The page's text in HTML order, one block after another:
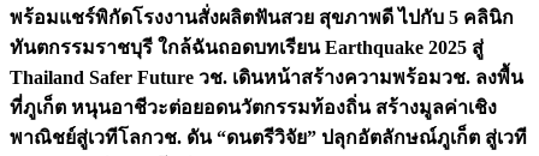
พร้อมแชร์พิกัดโรงงานสั่งผลิตฟันสวย สุขภาพดี ไปกับ 5 คลินิก
ทันตกรรมราชบุรี ใกล้ฉันถอดบทเรียน Earthquake 2025 สู่
Thailand Safer Future วช. เดินหน้าสร้างความพร้อมวช. ลงพื้น
ที่ภูเก็ต หนุนอาชีวะต่อยอดนวัตกรรมท้องถิ่น สร้างมูลค่าเชิง
พาณิชย์สู่เวทีโลกวช. ดัน “ดนตรีวิจัย” ปลุกอัตลักษณ์ภูเก็ต สู่เวที